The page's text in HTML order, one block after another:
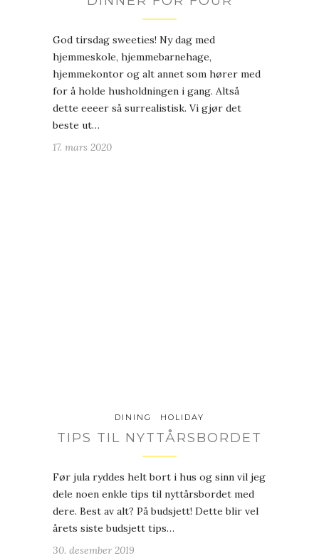
God tirsdag sweeties! Ny dag med
hjemmeskole, hjemmebarnehage,
hjemmekontor og alt annet som hører med
for å holde husholdningen i gang. Altså
dette eeeer så surrealistisk. Vi gjør det
beste ut…
17. mars 2020
DINING HOLIDAY
TIPS TIL NYTTÅRSBORDET
Før jula ryddes helt bort i hus og sinn vil jeg
dele noen enkle tips til nyttårsbordet med
dere. Best av alt? På budsjett! Dette blir vel
årets siste budsjett tips…
30. desember 2019